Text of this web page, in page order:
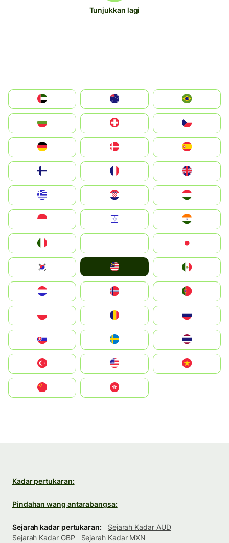
Tunjukkan lagi
الإمارات العربية المتحدة
Switzerland
Deutschland
United Kingdom
Magyarország
South Korea
United States
中國香港特別行政區
Kadar pertukaran:
Pindahan wang antarabangsa:
Sejarah kadar pertukaran:
Sejarah Kadar AUD
Sejarah Kadar GBP
Sejarah Kadar MXN